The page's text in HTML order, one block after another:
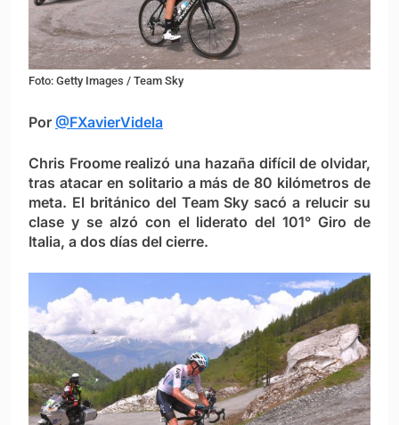
Foto: Getty Images / Team Sky
Por @FXavierVidela
Chris Froome realizó una hazaña difícil de olvidar,
tras atacar en solitario a más de 80 kilómetros de
meta. El británico del Team Sky sacó a relucir su
clase y se alzó con el liderato del 101° Giro de
Italia, a dos días del cierre.